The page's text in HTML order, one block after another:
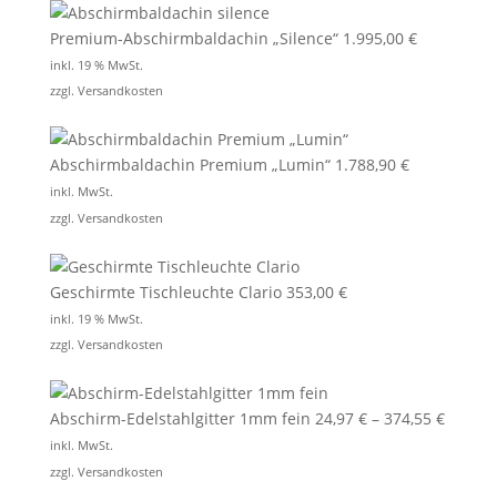
Premium-Abschirmbaldachin „Silence“ 1.995,00 €
inkl. 19 % MwSt.
zzgl. Versandkosten
Abschirmbaldachin Premium „Lumin“ 1.788,90 €
inkl. MwSt.
zzgl. Versandkosten
Geschirmte Tischleuchte Clario 353,00 €
inkl. 19 % MwSt.
zzgl. Versandkosten
Abschirm-Edelstahlgitter 1mm fein 24,97 €– 374,55 €
inkl. MwSt.
zzgl. Versandkosten